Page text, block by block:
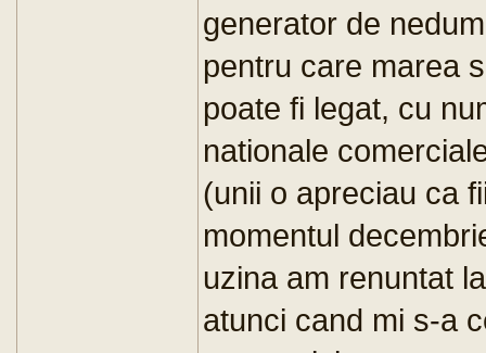
generator de
pentru care marea
poate fi legat, cu
nationale
(unii o apreciau ca
momentul
uzina am renuntat
atunci cand mi s-a